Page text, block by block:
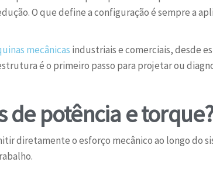
O que define a configuração é sempre a
mecânicas industriais e comerciais, desde
é o primeiro passo para projetar ou
de potência e
diretamente o esforço mecânico ao longo do